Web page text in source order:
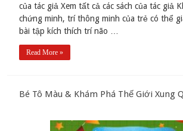
của tác giả Xem tất cả các sách của tác giả
chứng minh, trí thông minh của trẻ có thể
bài tập kích thích trí não …
Read More »
Bé Tô Màu & Khám Phá Thế Giới Xung